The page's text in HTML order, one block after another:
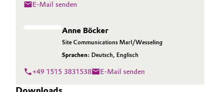
E-Mail senden
Anne Böcker
Site Communications Marl/Wesseling
Sprachen: Deutsch, Englisch
+49 1515 3831538 E-Mail senden